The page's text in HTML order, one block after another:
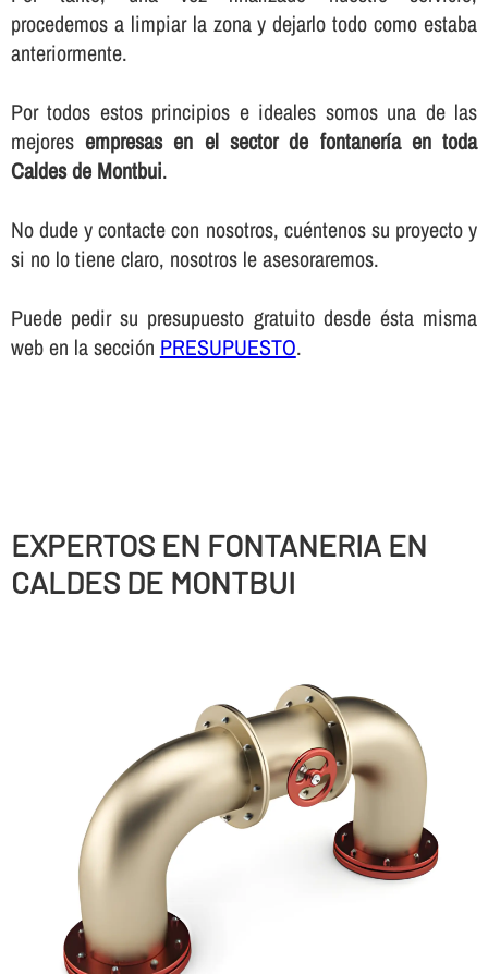
procedemos a limpiar la zona y dejarlo todo como estaba
anteriormente.
Por todos estos principios e ideales somos una de las
mejoresempresas en el sector de fontanerí­a en toda
Caldes de Montbui.
No dude y contacte con nosotros, cuéntenos su proyecto y
si no lo tiene claro, nosotros le asesoraremos.
Puede pedir su presupuesto gratuito desde ésta misma
web en la sección PRESUPUESTO.
EXPERTOS EN FONTANERIA EN
CALDES DE MONTBUI